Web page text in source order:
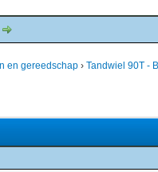
en gereedschap ›Tandwiel 90T -